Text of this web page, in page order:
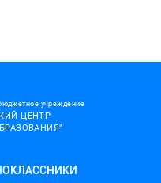
учреждение
ЦЕНТР